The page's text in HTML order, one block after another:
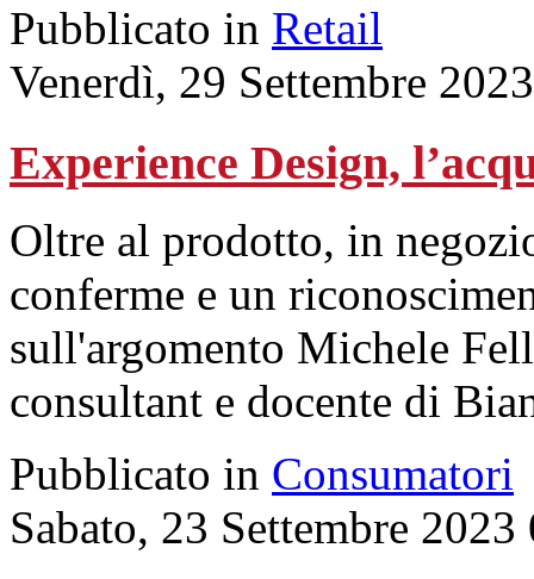
Pubblicato in Retail
Venerdì, 29 Settembre
Experience Design,
Oltre al prodotto, in
conferme e un
sull'argomento Michele
consultant e docente di
Pubblicato in Consumatori
Sabato, 23 Settembre 2023